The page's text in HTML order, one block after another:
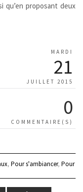
qu’en proposant deux
MARDI
21
JUILLET 2015
0
COMMENTAIRE(S)
, Pour s'ambiancer, Pour